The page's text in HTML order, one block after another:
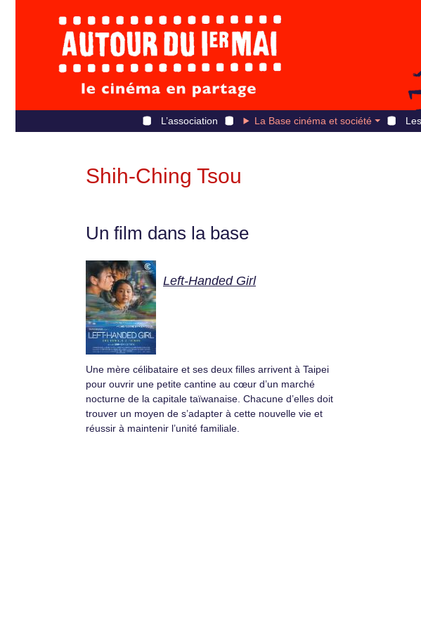
L’association La Base cinéma et société
Shih-Ching Tsou
Un film dans la base
Left-Handed Girl
Une mère célibataire et ses deux filles arrivent à Taipei
pour ouvrir une petite cantine au cœur d’un marché
nocturne de la capitale taïwanaise. Chacune d’elles doit
trouver un moyen de s’adapter à cette nouvelle vie et
réussir à maintenir l’unité familiale.